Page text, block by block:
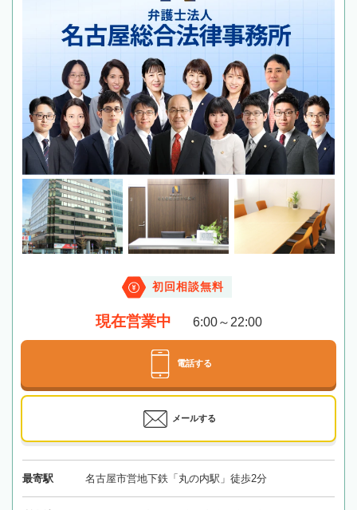
初回相談無料
現在営業中 6:00～22:00
電話する
メールする
最寄駅 名古屋市営地下鉄「丸の内駅」徒歩2分